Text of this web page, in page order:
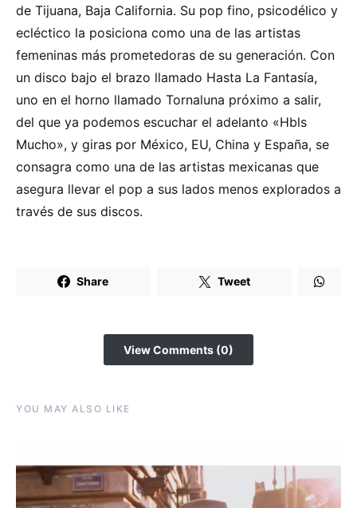
de Tijuana, Baja California. Su pop fino, psicodélico y
ecléctico la posiciona como una de las artistas
femeninas más prometedoras de su generación. Con
un disco bajo el brazo llamado Hasta La Fantasía,
uno en el horno llamado Tornaluna próximo a salir,
del que ya podemos escuchar el adelanto «Hbls
Mucho», y giras por México, EU, China y España, se
consagra como una de las artistas mexicanas que
asegura llevar el pop a sus lados menos explorados a
través de sus discos.
Share Tweet
View Comments (0)
YOU MAY ALSO LIKE